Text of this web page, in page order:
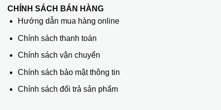
CHÍNH SÁCH BÁN HÀNG
Hướng dẫn mua hàng online
Chính sách thanh toán
Chính sách vận chuyển
Chính sách bảo mật thông tin
Chính sách đổi trả sản phẩm